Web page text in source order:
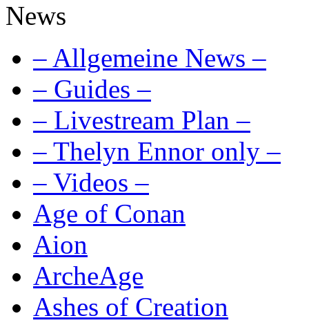
News
– Allgemeine News –
– Guides –
– Livestream Plan –
– Thelyn Ennor only –
– Videos –
Age of Conan
Aion
ArcheAge
Ashes of Creation